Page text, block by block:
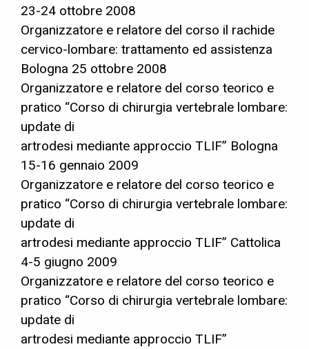
23-24 ottobre 2008
Organizzatore e relatore del corso il rachide
cervico-lombare: trattamento ed assistenza
Bologna 25 ottobre 2008
Organizzatore e relatore del corso teorico e
pratico “Corso di chirurgia vertebrale lombare:
update di
artrodesi mediante approccio TLIF” Bologna
15-16 gennaio 2009
Organizzatore e relatore del corso teorico e
pratico “Corso di chirurgia vertebrale lombare:
update di
artrodesi mediante approccio TLIF” Cattolica
4-5 giugno 2009
Organizzatore e relatore del corso teorico e
pratico “Corso di chirurgia vertebrale lombare:
update di
artrodesi mediante approccio TLIF”